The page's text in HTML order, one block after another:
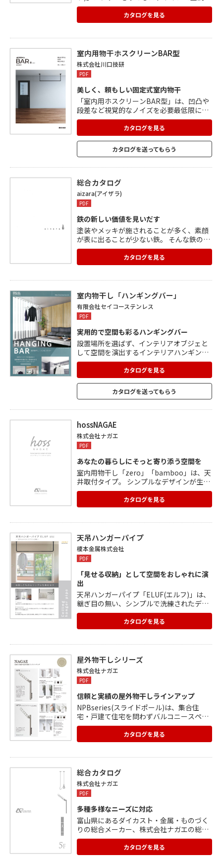
溶け込みます。 1人でも組み立て設置がで
き、レイアウトの変更やアレンジも可能。
主要素材には、リサイクル性の高いアルミ
設置面にはゴムパッドがついているため、
室内に傷がつかず、賃貸住宅でも安心。
カタログを見る
室内用物干ホスクリーンBAR型
株式会社川口技研
PDF
美しく、頼もしい固定式室内物干
「室内用ホスクリーンBAR型」は、凹凸や
段差など視覚的なノイズを必要最低限に
し、スッキリとした印象の固定式室内物干
です。 物かけバーをジョイント部分に上か
ら乗せるだけなので、1人でも施工が可能。
吊りポールを取付ネジで固定するので安
心。 目安重量15㎏でたっぷり干せます。 高
能。
カタログを見る
カタログを送ってもらう
総合カタログ
aizara(アイザラ)
PDF
鉄の新しい価値を見いだす
塗装やメッキが施されることが多く、素顔
が表に出ることが少ない鉄。 そんな鉄の中
でも独特の風合いをもつ「黒皮鉄」に、敢
えて着色を施さない素材感を生かしたプロ
ダクトを展開。 鉄を表すアイアンやスチー
ジが定着しています。 ある国の言葉で鉄を
意味する「ijzer(アイザラ)」という言葉の
響きとともに、この素材を通して新しい価
値感を提案。
カタログを見る
室内物干し「ハンギングバー」
有限会社セイコーステンレス
PDF
実用的で空間も彩るハンギングバー
設置場所を選ばず、インテリアオブジェと
して空間を演出するインテリアハンギング
バー。 室内物干しとして使用すれば、天候
や時間を気にせず洗濯を干すことができ、
花粉症やアレルギー対策としても適してい
ます。 空間収納やオープンクローゼットと
して、よく着る服やお気に入りの服を掛け
プレイハンギングとしての使用にも最適。
カタログを見る
カタログを送ってもらう
hossNAGAE
株式会社ナガエ
PDF
あなたの暮らしにそっと寄り添う空間を
室内用物干し「zero」「bamboo」は、天
井取付タイプ。 シンプルなデザインが生活
空間に溶け込みます。 同じく天井取付タイ
プの「sen」は、物干し竿の位置を自由に
調節できる天吊り型の室内用スライド式物
i」、壁面取付タイプの「fuu」、窓枠取付
タイプの「tao」があります。 屋外物干し
も掲載。
カタログを見る
天吊ハンガーパイプ
榎本金属株式会社
PDF
「見せる収納」として空間をおしゃれに演
出
天吊ハンガーパイプ「ELUF(エルフ)」は、
継ぎ目の無い、シンプルで洗練されたデザ
インのハンガーパイプ。 これまでの物干し
や洋服掛けのイメージを一新し、「見せ
る」にこだわったデザインと質感で空間を
め、上質な質感を保ちます。 お部屋だけで
なく、サロンやショップなどさまざまな場
所で使用でき、使用場所にあわせて型と長
さが選べます。
カタログを見る
屋外物干しシリーズ
株式会社ナガエ
PDF
信頼と実績の屋外物干しラインアップ
NPBseries(スライドポール)は、集合住
宅・戸建て住宅を問わずバルコニースペー
スに取付けられる物干し金物。 使わない時
は収納できる、NPSAseries(スライドポー
ル)スイング収納式もあります。 NKEseries
ので、スペースをとりません。 NKCseries
は、集合住宅、戸建住宅を問わずにバルコ
ニースペースに取付けられます。
カタログを見る
総合カタログ
株式会社ナガエ
PDF
多種多様なニーズに対応
富山県にあるダイカスト・金属・ものづく
りの総合メーカー、株式会社ナガエの総合
カタログ。 設置場所によって選べる屋外用
物干しシリーズ、室内用物干し、デザイン
性に優れたインターホンパネル 、オブジェ
カタログを見る